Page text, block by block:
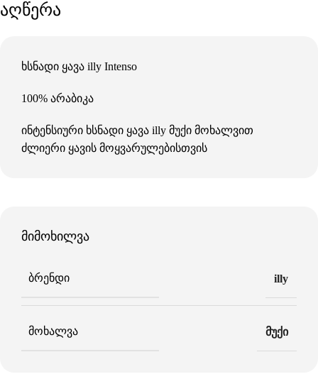
აღწერა
ხსნადი ყავა illy Intenso
100% არაბიკა
ინტენსიური ხსნადი ყავა illy მუქი მოხალვით
ძლიერი ყავის მოყვარულებისთვის
მიმოხილვა
ᲑᲠᲔᲜᲓᲘ illy
ᲛᲝᲮᲐᲚᲕᲐ მუქი